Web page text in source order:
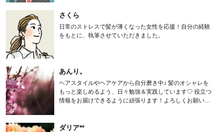
さくら
日常のストレスで髪が薄くなった女性を応援！自分の経験
をもとに、執筆させていただきました。
あんり。
ヘアスタイルやヘアケアから自分磨き中♪ 髪のオシャレを
もっと楽しめるよう、日々勉強＆実践しています♡ 役立つ
情報をお届けできるように頑張ります！よろしくお願いし
ダリア**